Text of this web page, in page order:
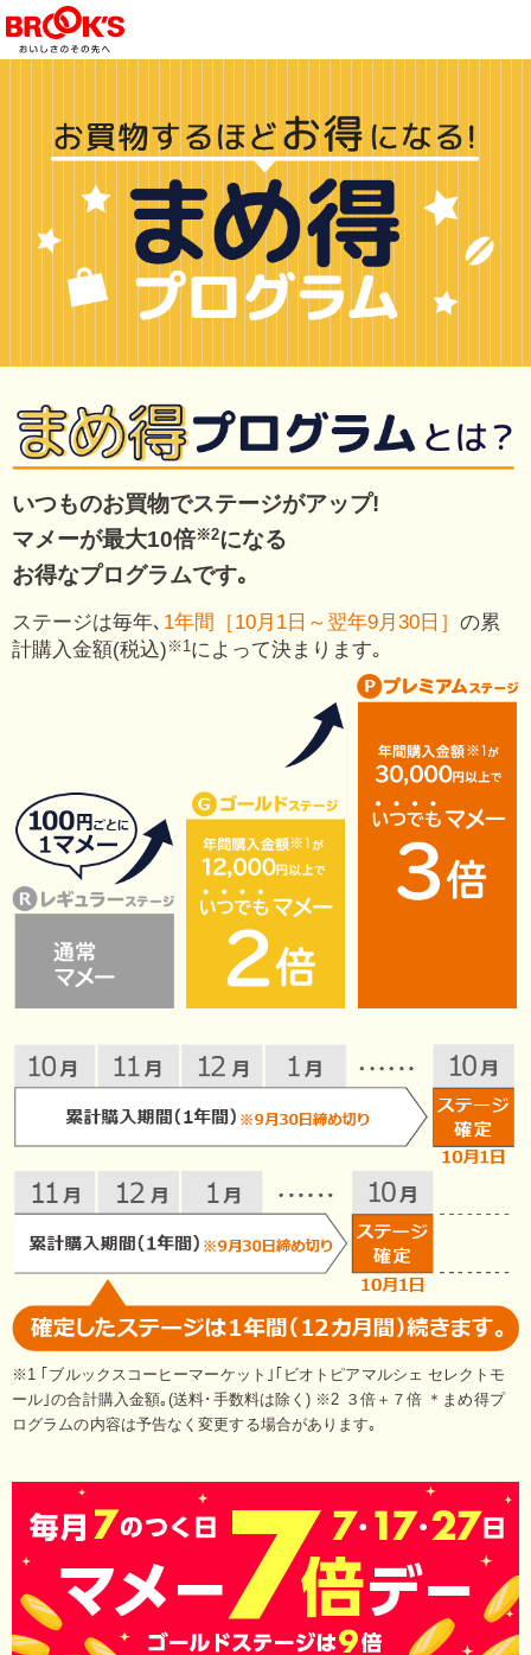
いつものお買物でステージがアップ!
マメーが最大10倍※2になる
お得なプログラムです｡
ステージは毎年､ 1年間［10月1日～翌年9月30日］ の累
計購入金額(税込) ※1によって決まります｡
※1 ｢ブルックスコーヒーマーケット｣｢ビオトピアマルシェ セレクトモ
ール｣の合計購入金額｡(送料･手数料は除く) ※2 ３倍＋７倍 ＊まめ得プ
ログラムの内容は予告なく変更する場合があります｡